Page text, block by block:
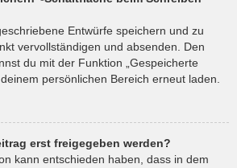
Entwürfe speichern und zu
vervollständigen und absenden. Den
du mit der Funktion „Gespeicherte
persönlichen Bereich erneut laden.
erst freigegeben werden?
kann entschieden haben, dass in dem